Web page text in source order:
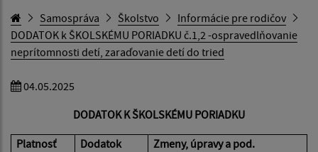
Samospráva Školstvo
Informácie pre rodičov
DODATOK k ŠKOLSKÉMU PORIADKU č.1,2 -ospravedlňovanie
neprítomnosti detí, zaraďovanie detí do tried
04.05.2025
DODATOK K ŠKOLSKÉMU PORIADKU
Platnosť
Dodatok
Zmeny, úpravy a pod.